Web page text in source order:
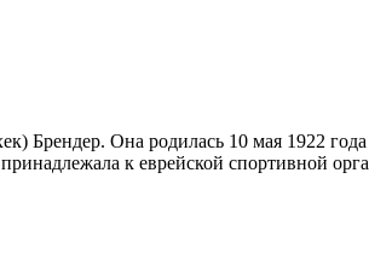
Она родилась 10 мая 1922
к еврейской спортивной